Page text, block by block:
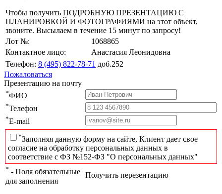
Чтобы получить ПОДРОБНУЮ ПРЕЗЕНТАЦИЮ С
ПЛАНИРОВКОЙ И ФОТОГРАФИЯМИ на этот объект,
звоните. Высылаем в течение 15 минут по запросу!
Лот №:
1068865
Контактное лицо:
Анастасия Леонидовна
Телефон: 8 (495) 822-78-71 доб.252
Пожаловаться
Презентацию на почту
*ФИО
*Телефон
*E-mail
*Заполняя данную форму на сайте, Клиент дает свое
согласие на обработку персональных данных в
соответствие с ФЗ №152-ФЗ "О персональных данных"
* - Поля обязательные
для заполнения
Получить перезентацию